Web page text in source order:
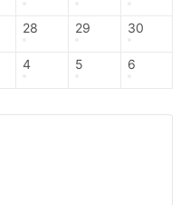
28 29 30
4 5 6